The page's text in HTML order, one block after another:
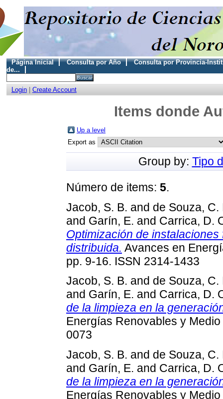
Página Inicial Consulta por Año
Consulta por Provincia-
de...
Login| Create Account
Items donde
Up a level
Export as
Group by: Tipo
Número de items: 5.
Jacob, S. B. and de Souza, C.
and Garín, E. and Carrica, D.
Optimización de
distribuida. Avances en
pp. 9-16. ISSN 2314-1433
Jacob, S. B. and de Souza, C.
and Garín, E. and Carrica, D.
de la limpieza en la
Energías Renovables y
0073
Jacob, S. B. and de Souza, C.
and Garín, E. and Carrica, D.
de la limpieza en la
Energías Renovables y